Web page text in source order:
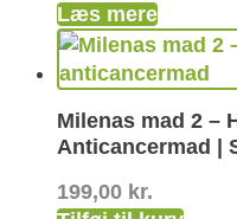
Læs mere
Milenas mad 2 –
Anticancermad |
199,00 kr.